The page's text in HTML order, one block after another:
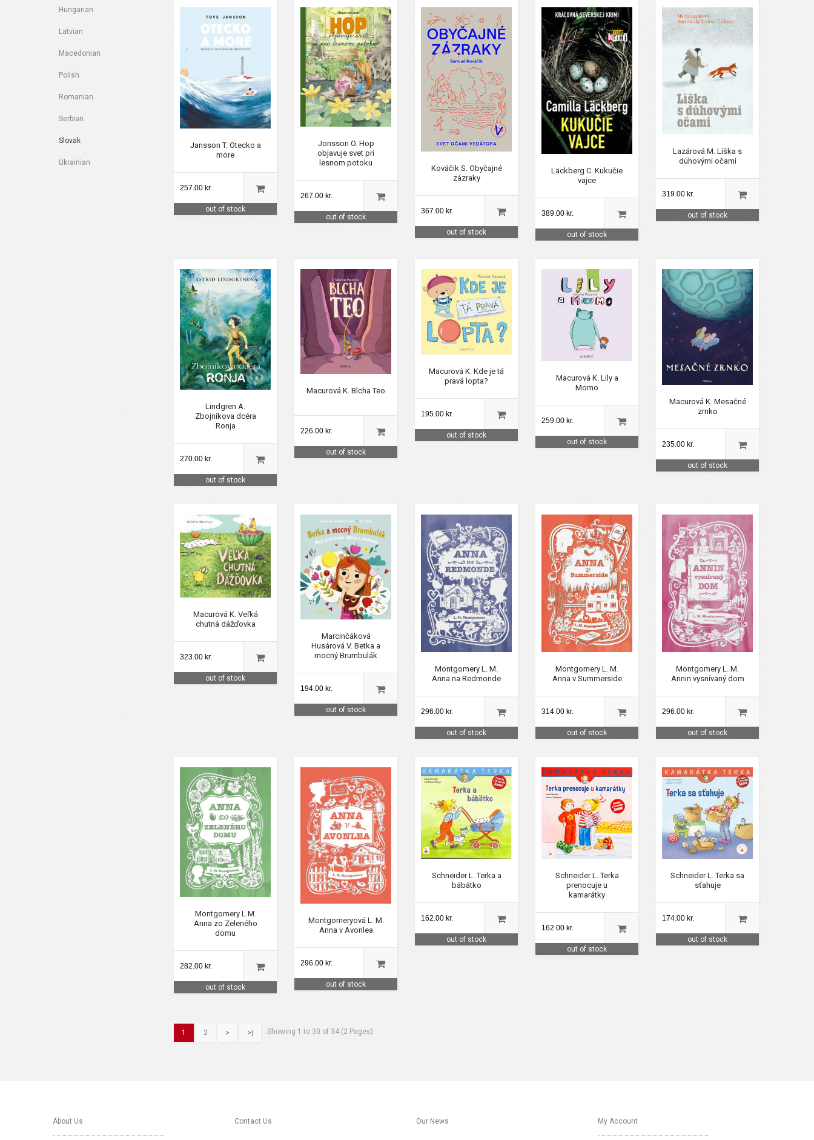
Hungarian
Latvian
Macedonian
Polish
Romanian
Serbian
Slovak
Ukrainian
Jansson T. Otecko a
more
257.00 kr.
out of stock
Jonsson O. Hop
objavuje svet pri
lesnom potoku
267.00 kr.
out of stock
Kováčik S. Obyčajné
zázraky
367.00 kr.
out of stock
Läckberg C. Kukučie
vajce
389.00 kr.
out of stock
Lazárová M. Líška s
dúhovými očami
319.00 kr.
out of stock
Lindgren A.
Zbojníkova dcéra
Ronja
270.00 kr.
out of stock
Macurová K. Blcha Teo
226.00 kr.
out of stock
Macurová K. Kde je tá
pravá lopta?
195.00 kr.
out of stock
Macurová K. Lily a
Momo
259.00 kr.
out of stock
Macurová K. Mesačné
zrnko
235.00 kr.
out of stock
Macurová K. Veľká
chutná dážďovka
323.00 kr.
out of stock
Marcinčáková
Husárová V. Betka a
mocný Brumbulák
194.00 kr.
out of stock
Montgomery L. M.
Anna na Redmonde
296.00 kr.
out of stock
Montgomery L. M.
Anna v Summerside
314.00 kr.
out of stock
Montgomery L. M.
Annin vysnívaný dom
296.00 kr.
out of stock
Montgomery L.M.
Anna zo Zeleného
domu
282.00 kr.
out of stock
Montgomeryová L. M.
Anna v Avonlea
296.00 kr.
out of stock
Schneider L. Terka a
bábätko
162.00 kr.
out of stock
Schneider L. Terka
prenocuje u
kamarátky
162.00 kr.
out of stock
Schneider L. Terka sa
sťahuje
174.00 kr.
out of stock
1 2 > >| Showing 1 to 30 of 34 (2 Pages)
About Us Contact Us Our News My Account